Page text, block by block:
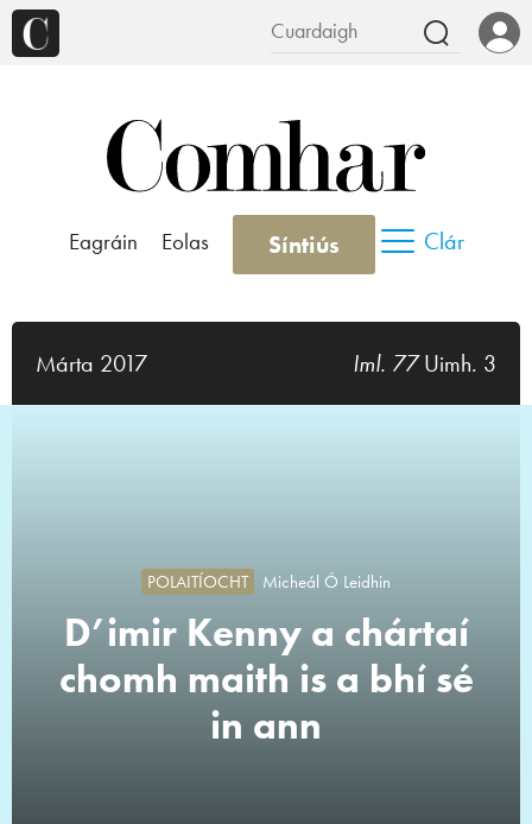
Eagráin Eolas Síntiús Clár
Márta 2017 Iml. 77 Uimh. 3
D’imir Kenny a chártaí
chomh maith is a bhí sé
in ann
POLAITÍOCHT Micheál Ó Leidhin